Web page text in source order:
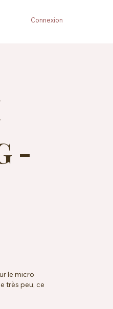
Connexion
-
le micro
très peu, ce